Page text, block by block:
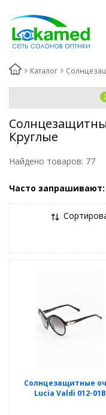
Каталог
Круглые
Найдено товаров: 77
Часто запрашивают:
Солнцезащитные
Lucia Valdi 012-01B